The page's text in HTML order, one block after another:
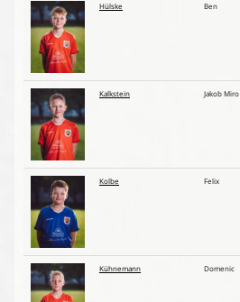
Hülske Ben
Kalkstein Jakob Miro
Kolbe Felix
Kühnemann Domenic